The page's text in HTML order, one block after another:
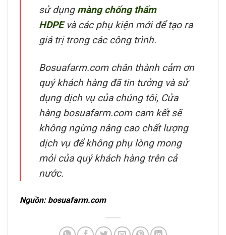
sử dụng màng chống thấm
HDPEvà các phụ kiện mới để tạo ra
giá trị trong các công trình.
Bosuafarm.com chân thành cảm ơn
quý khách hàng đã tin tưởng và sử
dụng dịch vụ của chúng tôi, Cửa
hàng bosuafarm.com cam kết sẽ
không ngừng nâng cao chất lượng
dịch vụ để không phụ lòng mong
mỏi của quý khách hàng trên cả
nước.
Nguồn: bosuafarm.com